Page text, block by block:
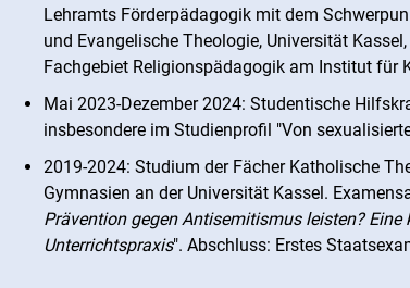
Lehramts Förderpädagogik mit dem
und Evangelische Theologie, Universität
Fachgebiet Religionspädagogik am Institut für
Mai 2023-Dezember 2024: Studentische
insbesondere im Studienprofil "Von
2019-2024: Studium der Fächer Katholische
Gymnasien an der Universität Kassel.
Prävention gegen Antisemitismus leisten?
Unterrichtspraxis". Abschluss: Erstes